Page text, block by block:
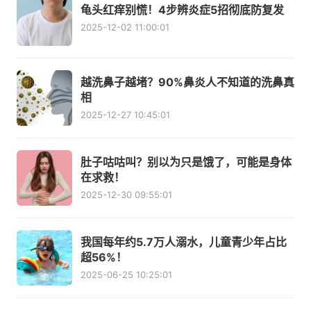
龟头红痒别慌！4步辨炎症5招彻底防复发
2025-12-02 11:00:01
越洗鼻子越堵？90%鼻炎人不知道的洗鼻真
相
2025-12-27 10:45:01
肚子咕咕叫？别以为只是饿了，可能是身体
在求救！
2025-12-30 09:55:01
我国每年约5.7万人溺水，儿童青少年占比
超56%！
2025-06-25 10:25:01